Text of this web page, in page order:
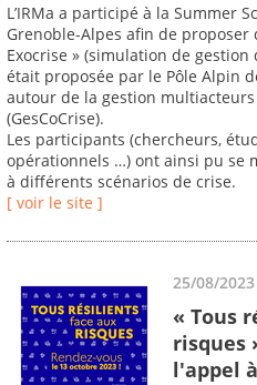
L’IRMa a participé à la Summer
Grenoble-Alpes afin de proposer
Exocrise » (simulation de
était proposée par le Pôle Alpin
autour de la gestion
(GesCoCrise).
Les participants (chercheurs,
opérationnels …) ont ainsi pu se
à différents scénarios de crise.
[ voir le site ]
25/08/2023
« Tous
risques
l'appel